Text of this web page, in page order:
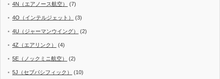
4N（エアノース航空） (7)
4O（インテルジェット） (3)
4U（ジャーマンウイング） (2)
4Z（エアリンク） (4)
5E（ノックミニ航空） (2)
5J（セブパシフィック） (10)